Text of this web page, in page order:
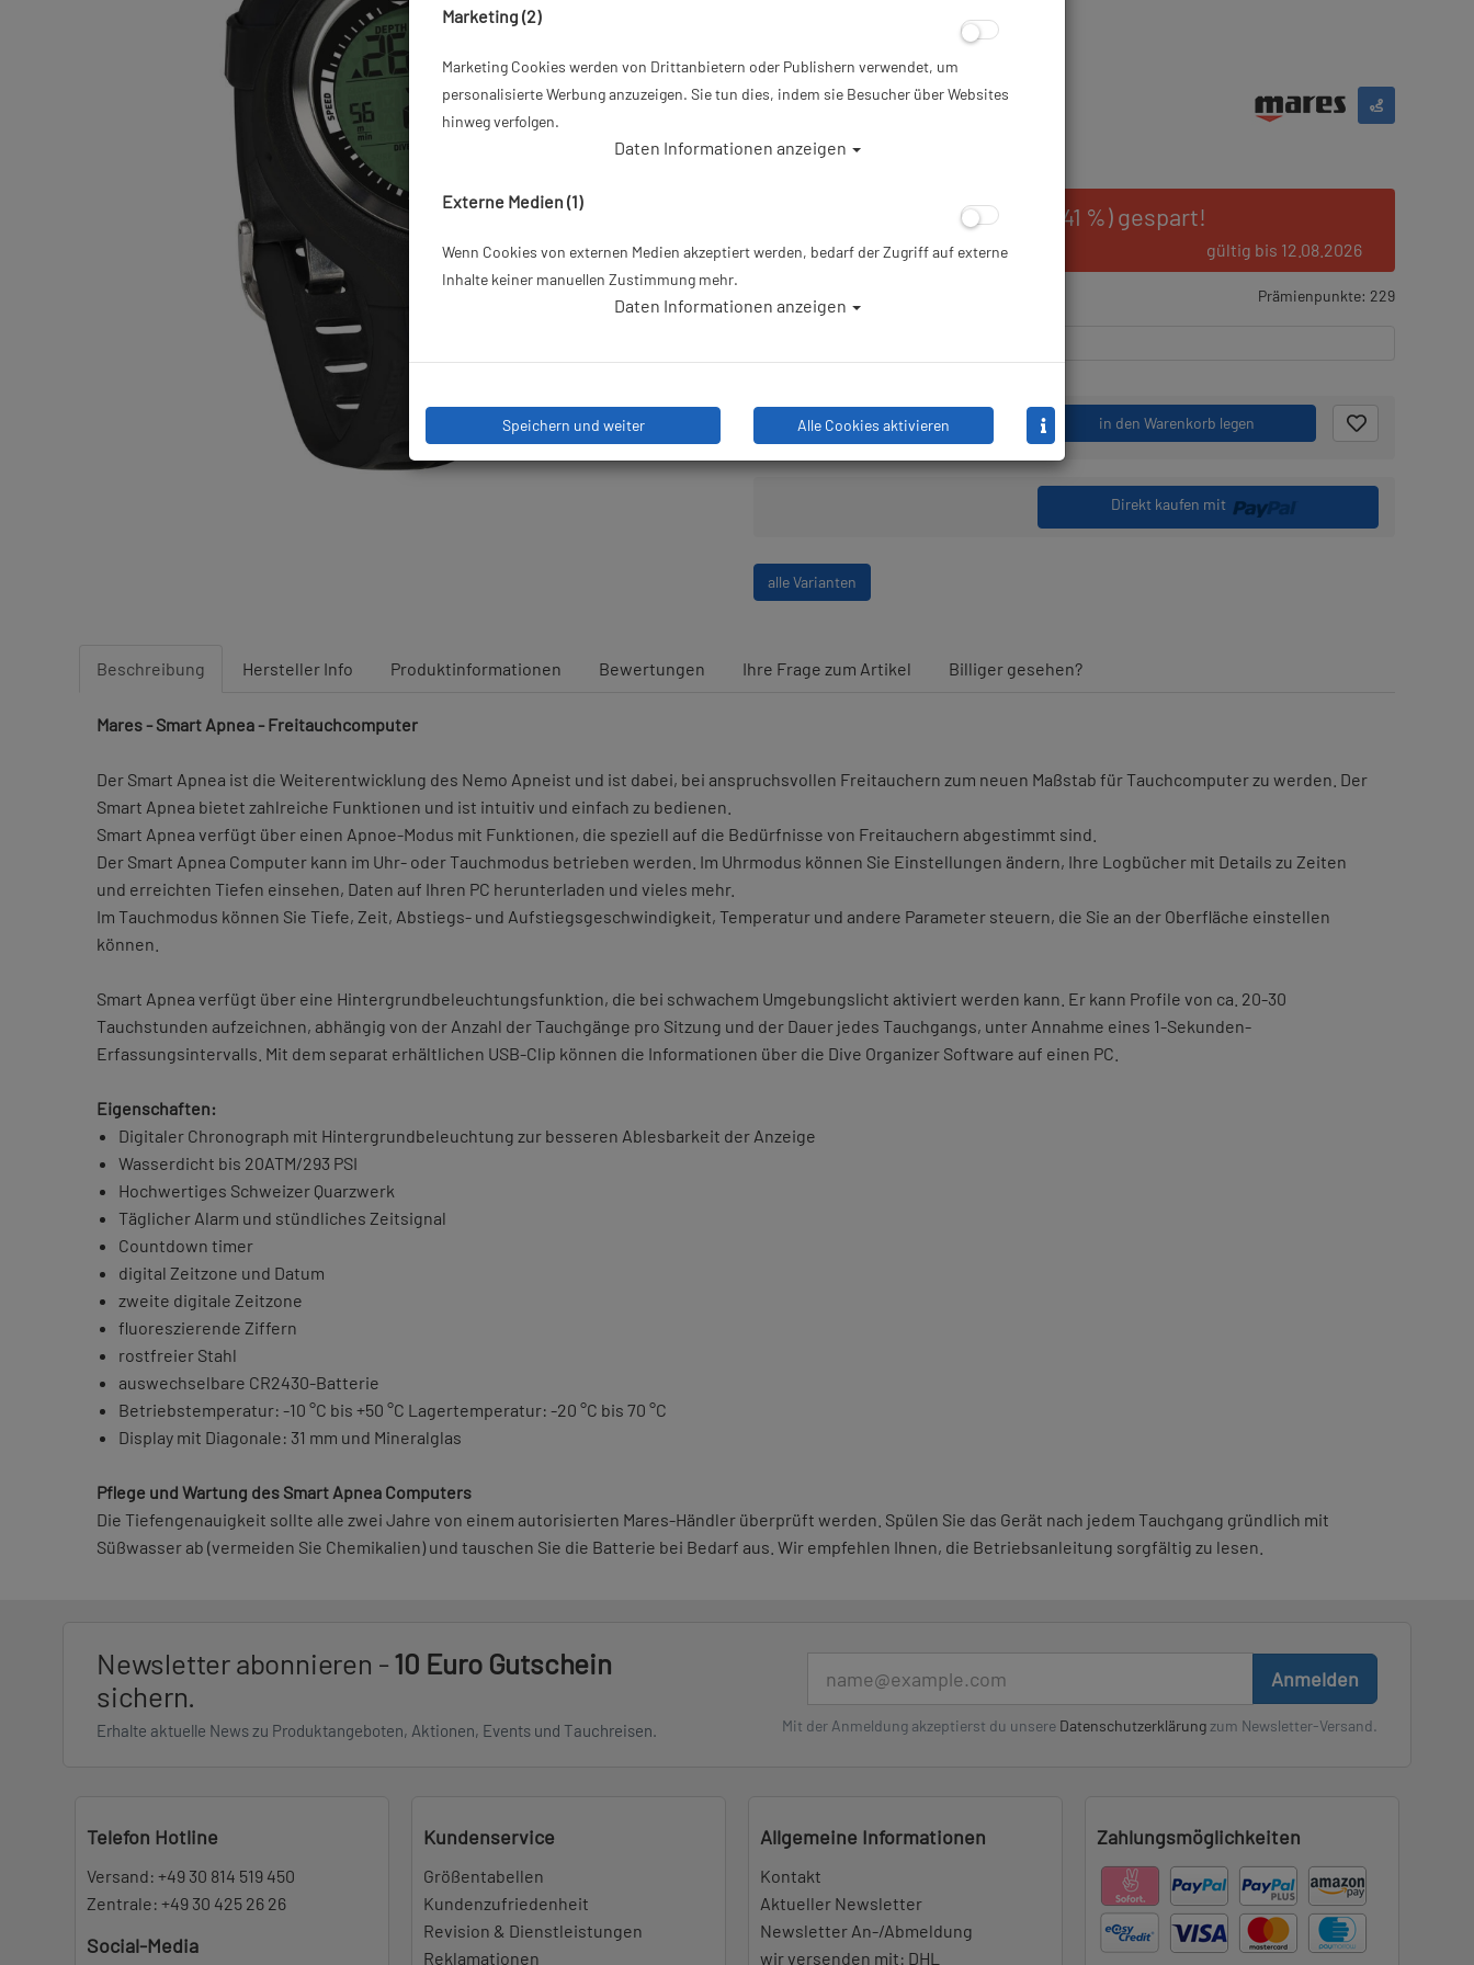
229,00 €*
Herstellerpreis: 299,00 €
70,00 € (23.41 %) gespart!
UVP:299,00 € gültig bis 12.08.2026
Prämienpunkte: 229
in den Warenkorb legen
Direkt kaufen mit
alle Varianten
Beschreibung Hersteller Info Produktinformationen Bewertungen Ihre Frage zum Artikel Billiger gesehen?
Mares - Smart Apnea - Freitauchcomputer
Der Smart Apnea ist die Weiterentwicklung des Nemo Apneist und ist dabei, bei anspruchsvollen Freitauchern zum neuen Maßstab für Tauchcomputer zu werden. Der
Smart Apnea bietet zahlreiche Funktionen und ist intuitiv und einfach zu bedienen.
Smart Apnea verfügt über einen Apnoe-Modus mit Funktionen, die speziell auf die Bedürfnisse von Freitauchern abgestimmt sind.
Der Smart Apnea Computer kann im Uhr- oder Tauchmodus betrieben werden. Im Uhrmodus können Sie Einstellungen ändern, Ihre Logbücher mit Details zu Zeiten
und erreichten Tiefen einsehen, Daten auf Ihren PC herunterladen und vieles mehr.
Im Tauchmodus können Sie Tiefe, Zeit, Abstiegs- und Aufstiegsgeschwindigkeit, Temperatur und andere Parameter steuern, die Sie an der Oberfläche einstellen
können.
Smart Apnea verfügt über eine Hintergrundbeleuchtungsfunktion, die bei schwachem Umgebungslicht aktiviert werden kann. Er kann Profile von ca. 20-30
Tauchstunden aufzeichnen, abhängig von der Anzahl der Tauchgänge pro Sitzung und der Dauer jedes Tauchgangs, unter Annahme eines 1-Sekunden-
Erfassungsintervalls. Mit dem separat erhältlichen USB-Clip können die Informationen über die Dive Organizer Software auf einen PC.
Eigenschaften:
Digitaler Chronograph mit Hintergrundbeleuchtung zur besseren Ablesbarkeit der Anzeige
Wasserdicht bis 20ATM/293 PSI
Hochwertiges Schweizer Quarzwerk
Täglicher Alarm und stündliches Zeitsignal
Countdown timer
digital Zeitzone und Datum
zweite digitale Zeitzone
fluoreszierende Ziffern
rostfreier Stahl
auswechselbare CR2430-Batterie
Betriebstemperatur: -10 °C bis +50 °C Lagertemperatur: -20 °C bis 70 °C
Display mit Diagonale: 31 mm und Mineralglas
Pflege und Wartung des Smart Apnea Computers
Die Tiefengenauigkeit sollte alle zwei Jahre von einem autorisierten Mares-Händler überprüft werden. Spülen Sie das Gerät nach jedem Tauchgang gründlich mit
Süßwasser ab (vermeiden Sie Chemikalien) und tauschen Sie die Batterie bei Bedarf aus. Wir empfehlen Ihnen, die Betriebsanleitung sorgfältig zu lesen.
Newsletter abonnieren -10 Euro Gutschein
sichern.
Erhalte aktuelle News zu Produktangeboten, Aktionen, Events und Tauchreisen.
Anmelden
Mit der Anmeldung akzeptierst du unsere Datenschutzerklärung zum Newsletter-Versand.
Telefon Hotline
Versand: +49 30 814 519 450
Zentrale: +49 30 425 26 26
Social-Media
Kundenservice
Größentabellen
Kundenzufriedenheit
Revision & Dienstleistungen
Reklamationen
Allgemeine Informationen
Kontakt
Aktueller Newsletter
Newsletter An-/Abmeldung
wir versenden mit: DHL
Zahlungsmöglichkeiten
Marketing (2)
Marketing Cookies werden von Drittanbietern oder Publishern verwendet, um
personalisierte Werbung anzuzeigen. Sie tun dies, indem sie Besucher über Websites
hinweg verfolgen.
Daten Informationen anzeigen
Externe Medien (1)
Wenn Cookies von externen Medien akzeptiert werden, bedarf der Zugriff auf externe
Inhalte keiner manuellen Zustimmung mehr.
Daten Informationen anzeigen
Speichern und weiter Alle Cookies aktivieren